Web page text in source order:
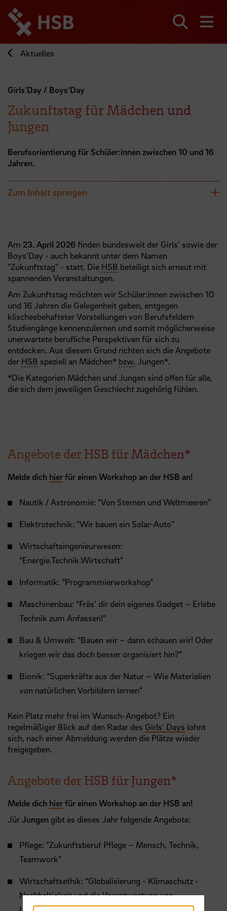
zum
Seiteninhalt
springen
Aktuelles
Girls'Day / Boys'Day
Zukunftstag für Mädchen und
Jungen
Berufsorientierung für Schüler:innen zwischen 10 und 16
Jahren.
Zum Inhalt springen
Am 23. April 2026finden bundesweit der Girls' sowie der
Boys'Day - auch bekannt unter dem Namen
"Zukunftstag" - statt. Die HSB beteiligt sich erneut mit
spannenden Veranstaltungen.
Am Zukunftstag möchten wir Schüler:innen zwischen 10
und 16 Jahren die Gelegenheit geben, entgegen
klischeebehafteter Vorstellungen von Berufsfeldern
Studiengänge kennenzulernen und somit möglicherweise
unerwartete berufliche Perspektiven für sich zu
entdecken. Aus diesem Grund richten sich die Angebote
der HSB speziell an Mädchen* bzw. Jungen*.
*Die Kategorien Mädchen und Jungen sind offen für alle,
die sich dem jeweiligen Geschlecht zugehörig fühlen.
Angebote der HSB für Mädchen*
Melde dich hierfür einen Workshop an der HSB an!
Nautik / Astronomie: “Von Sternen und Weltmeeren”
Elektrotechnik: "Wir bauen ein Solar-Auto"
Wirtschaftsingenieurwesen:
“Energie.Technik.Wirtschaft”
Informatik: “Programmierworkshop”
Maschinenbau: “Fräs’ dir dein eigenes Gadget – Erlebe
Technik zum Anfassen!”
Bau & Umwelt: “Bauen wir – dann schauen wir! Oder
kriegen wir das doch besser organisiert hin?”
Bionik: “Superkräfte aus der Natur – Wie Materialien
von natürlichen Vorbildern lernen”
Kein Platz mehr frei im Wunsch-Angebot? Ein
regelmäßiger Blick auf den Radar des Girls' Days lohnt
sich, nach einer Abmeldung werden die Plätze wieder
freigegeben.
Angebote der HSB für Jungen*
Melde dich hierfür einen Workshop an der HSB an!
JürJungen gibt es dieses Jahr folgende Angebote:
Pflege: “Zukunftsberuf Pflege – Mensch, Technik,
Teamwork”
Wirtschaftsethik: “Globalisierung - Klimaschutz -
Nachhaltigkeit und die Verantwortung von